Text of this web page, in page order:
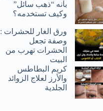
بأنه “ذهب سائل”
وكيف تستخدمه؟
ورق الغار للحشرات :
وصفة تجعل
الحشرات تهرب من
البيت
كريم البطاطس
والأرز لعلاج الزوائد
الجلدية